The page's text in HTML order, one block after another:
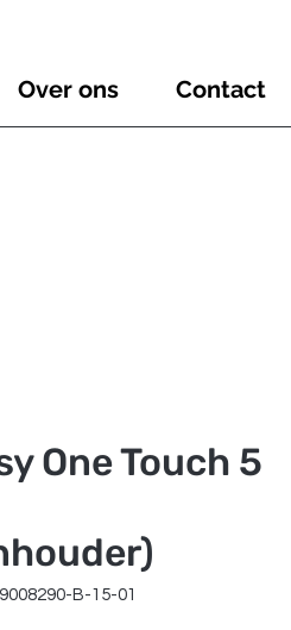
Over ons Contact
One Touch 5
B-15-01